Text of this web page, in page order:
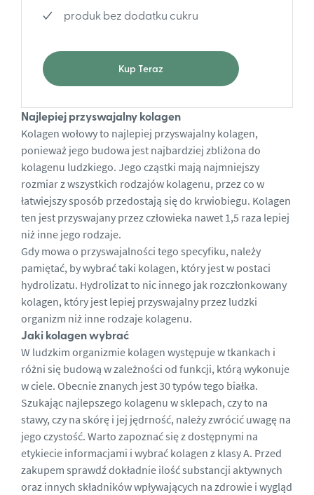
produk bez dodatku cukru
Kup Teraz
Najlepiej przyswajalny kolagen
Kolagen wołowy to najlepiej przyswajalny kolagen,
ponieważ jego budowa jest najbardziej zbliżona do
kolagenu ludzkiego. Jego cząstki mają najmniejszy
rozmiar z wszystkich rodzajów kolagenu, przez co w
łatwiejszy sposób przedostają się do krwiobiegu. Kolagen
ten jest przyswajany przez człowieka nawet 1,5 raza lepiej
niż inne jego rodzaje.
Gdy mowa o przyswajalności tego specyfiku, należy
pamiętać, by wybrać taki kolagen, który jest w postaci
hydrolizatu. Hydrolizat to nic innego jak rozczłonkowany
kolagen, który jest lepiej przyswajalny przez ludzki
organizm niż inne rodzaje kolagenu.
Jaki kolagen wybrać
W ludzkim organizmie kolagen występuje w tkankach i
różni się budową w zależności od funkcji, którą wykonuje
w ciele. Obecnie znanych jest 30 typów tego białka.
Szukając najlepszego kolagenu w sklepach, czy to na
stawy, czy na skórę i jej jędrność, należy zwrócić uwagę na
jego czystość. Warto zapoznać się z dostępnymi na
etykiecie informacjami i wybrać kolagen z klasy A. Przed
zakupem sprawdź dokładnie ilość substancji aktywnych
oraz innych składników wpływających na zdrowie i wygląd